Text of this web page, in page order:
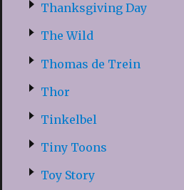
Thanksgiving Day
The Wild
Thomas de Trein
Thor
Tinkelbel
Tiny Toons
Toy Story